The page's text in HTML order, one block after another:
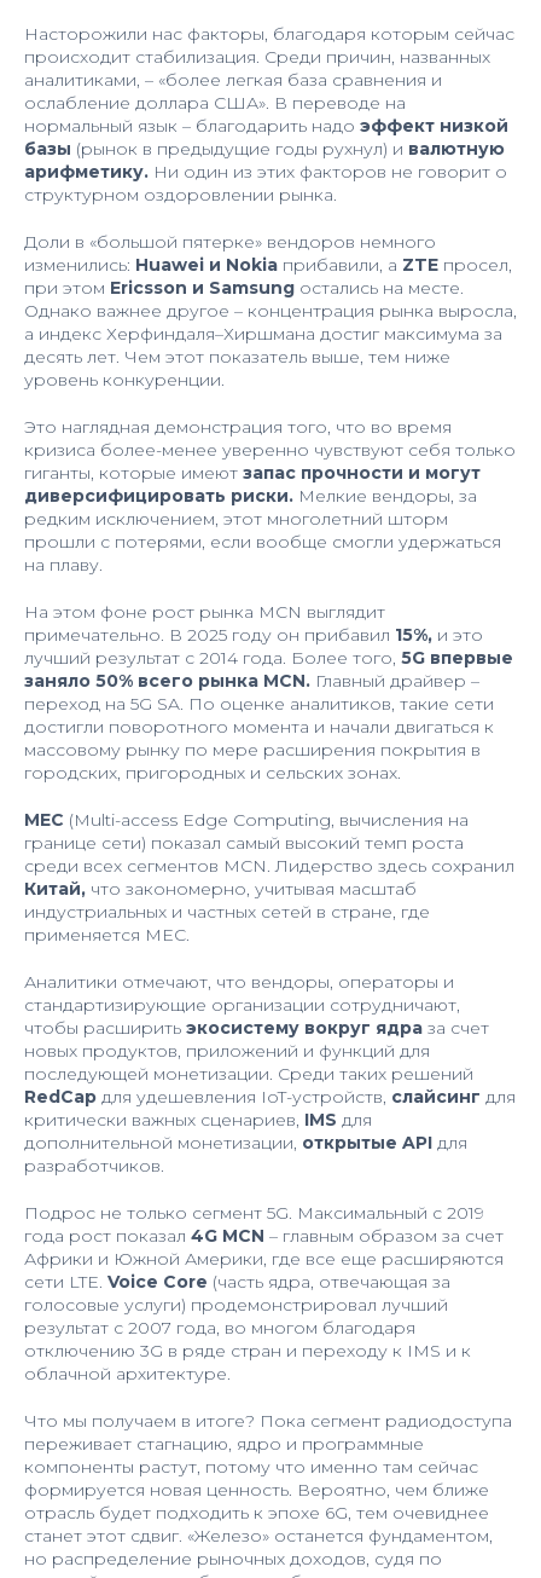
Насторожили нас факторы, благодаря которым сейчас
происходит стабилизация. Среди причин, названных
аналитиками, – «более легкая база сравнения и
ослабление доллара США». В переводе на
нормальный язык – благодарить надо эффект низкой
базы (рынок в предыдущие годы рухнул) и валютную
арифметику. Ни один из этих факторов не говорит о
структурном оздоровлении рынка.
Доли в «большой пятерке» вендоров немного
изменились: Huawei и Nokia прибавили, а ZTE просел,
при этом Ericsson и Samsung остались на месте.
Однако важнее другое – концентрация рынка выросла,
а индекс Херфиндаля–Хиршмана достиг максимума за
десять лет. Чем этот показатель выше, тем ниже
уровень конкуренции.
Это наглядная демонстрация того, что во время
кризиса более-менее уверенно чувствуют себя только
гиганты, которые имеют запас прочности и могут
диверсифицировать риски. Мелкие вендоры, за
редким исключением, этот многолетний шторм
прошли с потерями, если вообще смогли удержаться
на плаву.
На этом фоне рост рынка MCN выглядит
примечательно. В 2025 году он прибавил 15%, и это
лучший результат с 2014 года. Более того, 5G впервые
заняло 50% всего рынка MCN. Главный драйвер –
переход на 5G SA. По оценке аналитиков, такие сети
достигли поворотного момента и начали двигаться к
массовому рынку по мере расширения покрытия в
городских, пригородных и сельских зонах.
MEC (Multi-access Edge Computing, вычисления на
границе сети) показал самый высокий темп роста
среди всех сегментов MCN. Лидерство здесь сохранил
Китай, что закономерно, учитывая масштаб
индустриальных и частных сетей в стране, где
применяется MEC.
Аналитики отмечают, что вендоры, операторы и
стандартизирующие организации сотрудничают,
чтобы расширить экосистему вокруг ядра за счет
новых продуктов, приложений и функций для
последующей монетизации. Среди таких решений
RedCap для удешевления IoT-устройств, слайсинг для
критически важных сценариев, IMS для
дополнительной монетизации, открытые API для
разработчиков.
Подрос не только сегмент 5G. Максимальный с 2019
года рост показал 4G MCN – главным образом за счет
Африки и Южной Америки, где все еще расширяются
сети LTE. Voice Core (часть ядра, отвечающая за
голосовые услуги) продемонстрировал лучший
результат с 2007 года, во многом благодаря
отключению 3G в ряде стран и переходу к IMS и к
облачной архитектуре.
Что мы получаем в итоге? Пока сегмент радиодоступа
переживает стагнацию, ядро и программные
компоненты растут, потому что именно там сейчас
формируется новая ценность. Вероятно, чем ближе
отрасль будет подходить к эпохе 6G, тем очевиднее
станет этот сдвиг. «Железо» останется фундаментом,
но распределение рыночных доходов, судя по